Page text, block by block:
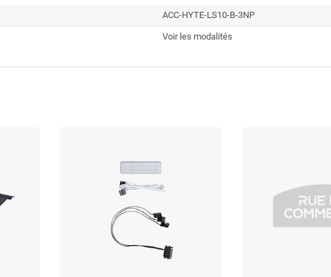
ACC-HYTE-LS10-B-3NP
Voir les modalités